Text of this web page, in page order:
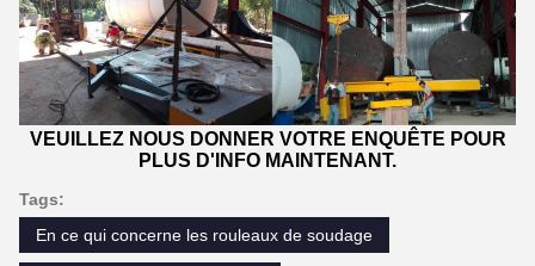
VEUILLEZ NOUS DONNER VOTRE ENQUÊTE POUR
PLUS D'INFO MAINTENANT.
Tags:
En ce qui concerne les rouleaux de soudage